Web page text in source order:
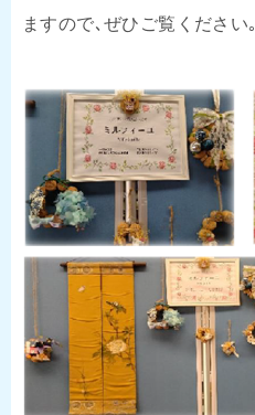
ますので､ぜひご覧ください｡